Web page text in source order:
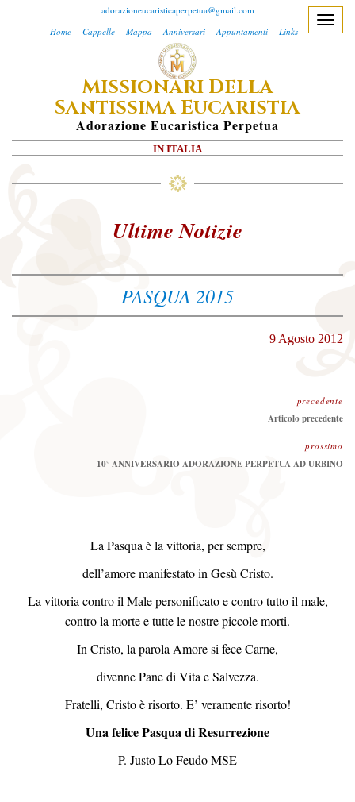
adorazioneucaristicaperpetua@gmail.com
Home
Cappelle Mappa Anniversari Appuntamenti Links
MISSIONARI DELLA
SANTISSIMA EUCARISTIA
ADorazione EUcaristica PErpetua
IN ITALIA
T
n
v
n
Ultime Notizie
PASQUA 2015
9 Agosto 2012
precedente
Articolo precedente
prossimo
10° ANNIVERSARIO ADORAZIONE PERPETUA AD URBINO
La Pasqua è la vittoria, per sempre,
dell’amore manifestato in Gesù Cristo.
La vittoria contro il Male personificato e contro tutto il male,
contro la morte e tutte le nostre piccole morti.
In Cristo, la parola Amore si fece Carne,
divenne Pane di Vita e Salvezza.
Fratelli, Cristo è risorto. E’ veramente risorto!
Una felice Pasqua di Resurrezione
P. Justo Lo Feudo MSE